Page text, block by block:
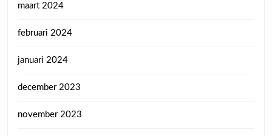
maart 2024
februari 2024
januari 2024
december 2023
november 2023